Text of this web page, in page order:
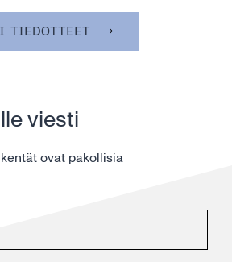
TIEDOTTEET
viesti
ovat pakollisia